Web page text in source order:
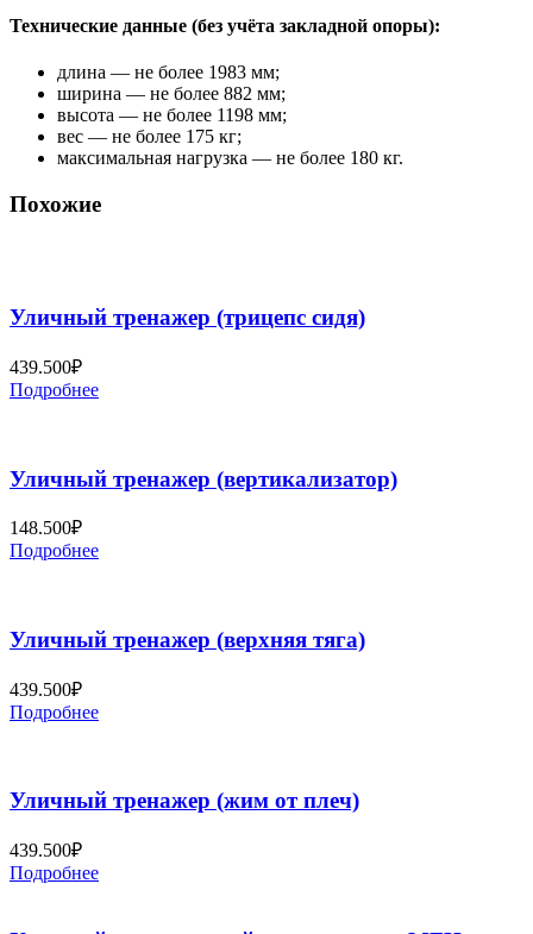
Технические данные (без учёта закладной опоры):
длина — не более 1983 мм;
ширина — не более 882 мм;
высота — не более 1198 мм;
вес — не более 175 кг;
максимальная нагрузка — не более 180 кг.
Похожие
Уличный тренажер (трицепс сидя)
439.500₽
Подробнее
Уличный тренажер (вертикализатор)
148.500₽
Подробнее
Уличный тренажер (верхняя тяга)
439.500₽
Подробнее
Уличный тренажер (жим от плеч)
439.500₽
Подробнее